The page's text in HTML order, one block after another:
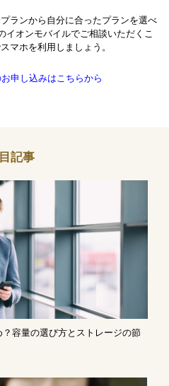
ランから自分に合ったプランを選べ
イオンモバイルでご相談いただくこ
マホを利用しましょう。
申し込みはこちらから
記事
容量の選び方とストレージの節